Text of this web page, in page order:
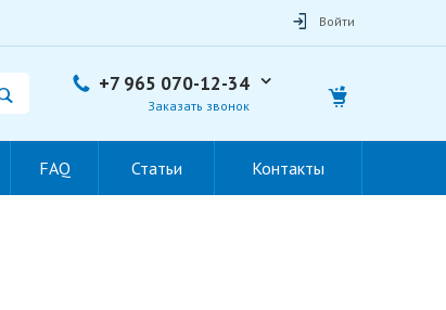
Войти
+7 965 070-12-34
Заказать звонок
FAQ Статьи Контакты